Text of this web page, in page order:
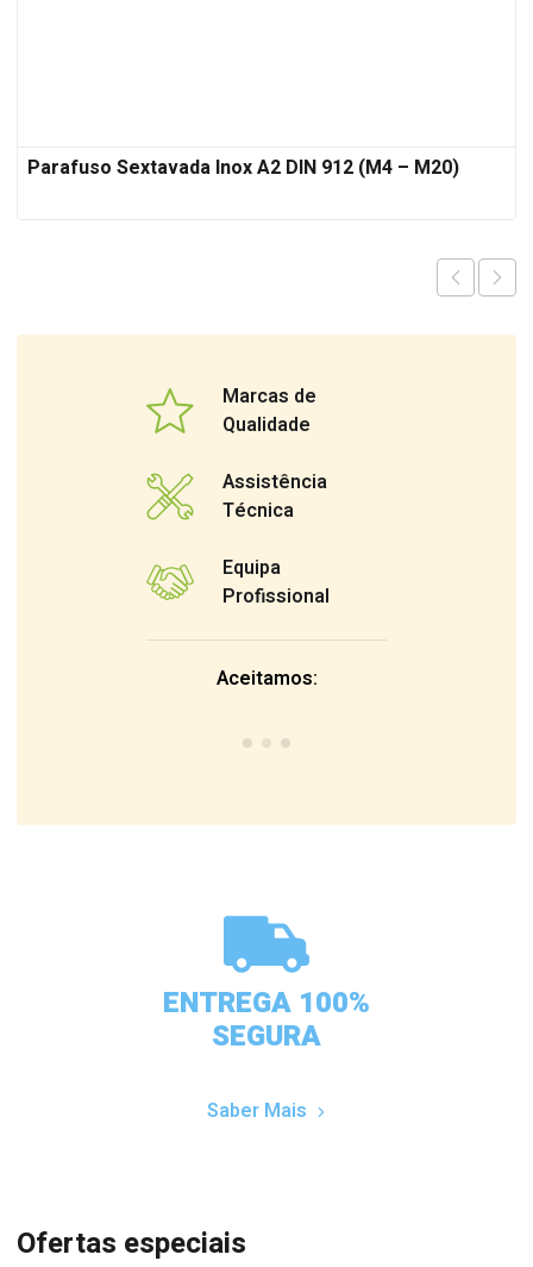
Parafuso Sextavada Inox A2 DIN 912 (M4 – M20)
Marcas de
Qualidade
Assistência
Técnica
Equipa
Profissional
Aceitamos:
ENTREGA 100%
SEGURA
Saber Mais
Ofertas especiais